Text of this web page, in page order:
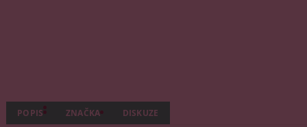
POPIS ZNAČKA DISKUZE